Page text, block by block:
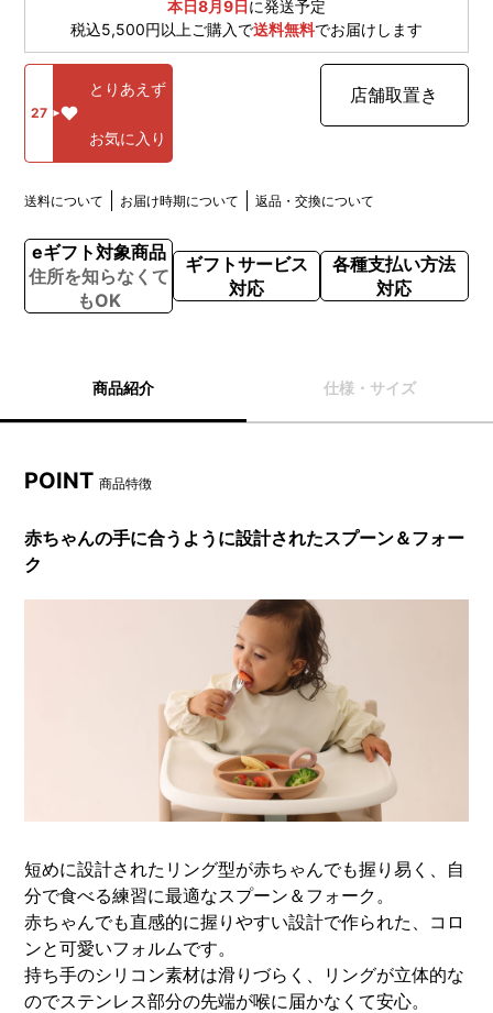
本日8月9日に発送予定
税込5,500円以上ご購入で送料無料でお届けします
27
とりあえず
お気に入り
店舗取置き
送料について お届け時期について 返品・交換について
eギフト対象商品
住所を知らなくて
もOK
ギフトサービス
対応
各種支払い方法
対応
商品紹介 仕様・サイズ
POINT商品特徴
赤ちゃんの手に合うように設計されたスプーン＆フォー
ク
短めに設計されたリング型が赤ちゃんでも握り易く、自
分で食べる練習に最適なスプーン＆フォーク。
赤ちゃんでも直感的に握りやすい設計で作られた、コロ
ンと可愛いフォルムです。
持ち手のシリコン素材は滑りづらく、リングが立体的な
のでステンレス部分の先端が喉に届かなくて安心。